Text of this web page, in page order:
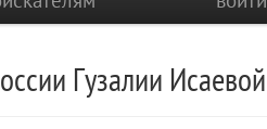
Гузалии Исаевой